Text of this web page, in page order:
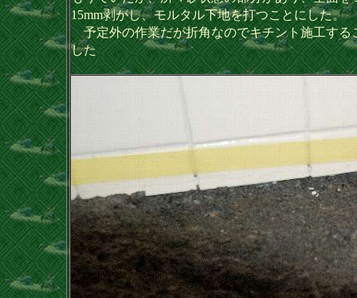
15mm剥がし、モルタル下地を打つことにした。
予定外の作業だが折角なのでキチント施工する
した